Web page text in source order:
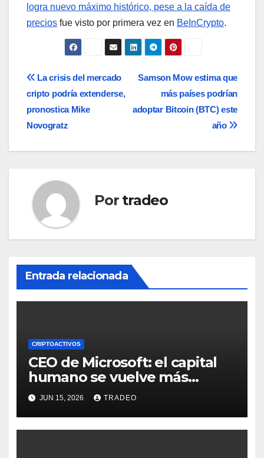
logra nuevo máximo histórico, pese a la caída de
precios fue visto por primera vez en BeInCrypto.
Navegación
de
entradas
Samson Mow estima que
más países podrían
adoptar Bitcoin (BTC) este
año
La crisis del mercado
cripto podría extenderse,
pronostica Mike
Novogratz
Por tradeo
Entrada relacionada
CRIPTOACTIVOS
CEO de Microsoft: el capital
humano se vuelve más
valioso a medida que crece la
IA
JUN 15, 2026 TRADEO